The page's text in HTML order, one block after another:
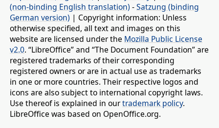
(non-binding English translation) -Satzung (binding
German version) | Copyright information: Unless
otherwise specified, all text and images on this
website are licensed under the Mozilla Public License
v2.0. “LibreOffice” and “The Document Foundation” are
registered trademarks of their corresponding
registered owners or are in actual use as trademarks
in one or more countries. Their respective logos and
icons are also subject to international copyright laws.
Use thereof is explained in ourtrademark policy.
LibreOffice was based on OpenOffice.org.